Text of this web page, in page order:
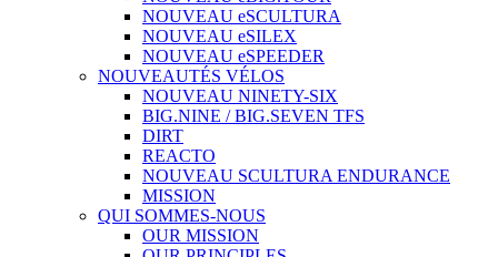
NOUVEAU eSCULTURA
NOUVEAU eSILEX
NOUVEAU eSPEEDER
NOUVEAUTÉS VÉLOS
NOUVEAU NINETY-SIX
BIG.NINE / BIG.SEVEN TFS
DIRT
REACTO
NOUVEAU SCULTURA ENDURANCE
MISSION
QUI SOMMES-NOUS
OUR MISSION